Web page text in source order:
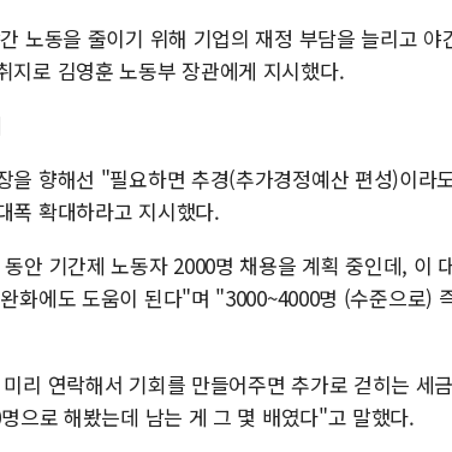
노동을 줄이기 위해 기업의 재정 부담을 늘리고 야
지로 김영훈 노동부 장관에게 지시했다.
을 향해선 "필요하면 추경(추가경정예산 편성)이라
폭 확대하라고 지시했다.
안 기간제 노동자 2000명 채용을 계획 중인데, 이
화에도 도움이 된다"며 "3000~4000명 (수준으로)
리 연락해서 기회를 만들어주면 추가로 걷히는 세
으로 해봤는데 남는 게 그 몇 배였다"고 말했다.